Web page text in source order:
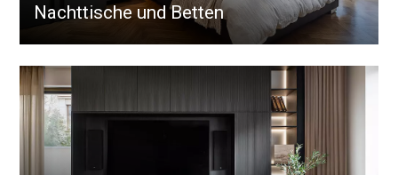
Nachttische und Betten